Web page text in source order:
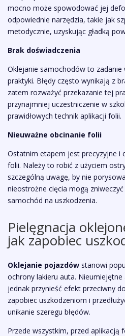
mocno może spowodować jej
odpowiednie narzędzia, takie jak
metodycznie, uzyskując gładką
Brak doświadczenia
Oklejanie samochodów to zadanie
praktyki. Błędy często wynikają z
zatem rozważyć przekazanie tej
przynajmniej uczestniczenie w
prawidłowych technik aplikacji folii.
Nieuważne obcinanie folii
Ostatnim etapem jest precyzyjne i
folii. Należy to robić z użyciem
szczególną uwagę, by nie
nieostrożne cięcia mogą zniweczyć
samochód na uszkodzenia.
Pielęgnacja
jak zapobiec
Oklejanie pojazdów stanowi
ochrony lakieru auta.
jednak przynieść efekt przeciwny
zapobiec uszkodzeniom i
unikanie szeregu błędów.
Przede wszystkim, przed aplikacją